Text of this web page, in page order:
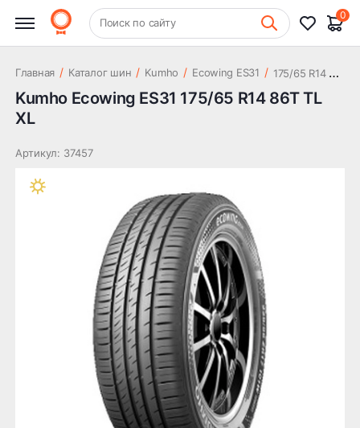
+7 (831) 261-35-35 Шиномонтаж
Поиск по сайту
0
86T TL XL
Главная / Каталог шин / Kumho / Ecowing ES31 / 1
75/65 R14 86T TL XL
Kumho Ecowing ES31 175/65 R14 86T TL
XL
Артикул: 37457